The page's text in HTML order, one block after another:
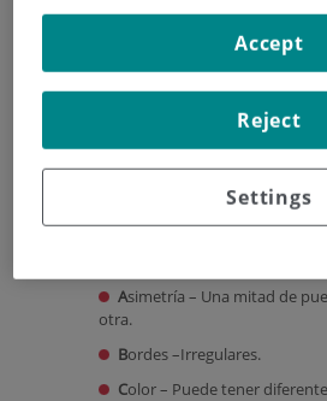
Pelo rubio o rojo.
Presencia de más de 50
Presencia de lunares
que se
parece una verruga
Asimetría – Una mitad de
otra.
Bordes –Irregulares.
Color – Puede tener
Settings
Reject
Accept